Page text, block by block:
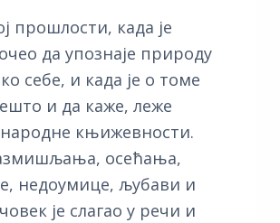
прошлости, када је
да упознаје природу
себе, и када је о томе
и да каже, леже
књижевности.
осећања,
недоумице, љубави и
је слагао у речи и